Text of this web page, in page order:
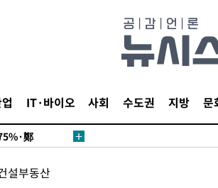
IT·바이오 사회 수도권 지방 문
민희·서미화·
鄭
민석 승리
설부동산